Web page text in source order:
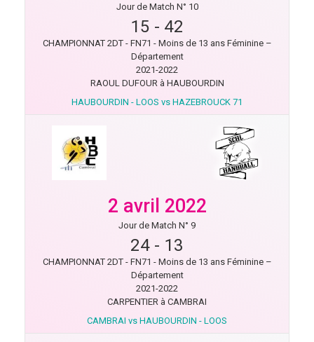
Jour de Match N° 10
15 - 42
CHAMPIONNAT 2DT - FN71 - Moins de 13 ans Féminine –
Département
2021-2022
RAOUL DUFOUR à HAUBOURDIN
HAUBOURDIN - LOOS vs HAZEBROUCK 71
2 avril 2022
Jour de Match N° 9
24 - 13
CHAMPIONNAT 2DT - FN71 - Moins de 13 ans Féminine –
Département
2021-2022
CARPENTIER à CAMBRAI
CAMBRAI vs HAUBOURDIN - LOOS